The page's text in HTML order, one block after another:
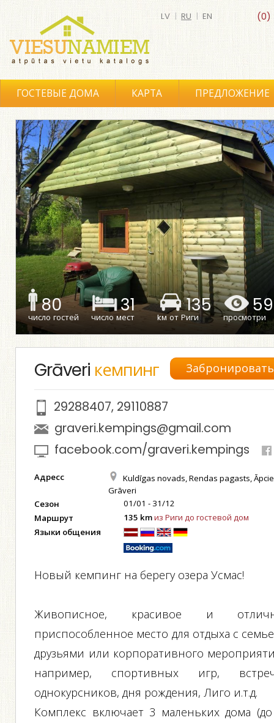
(0)
LV | RU | EN
ГОСТЕВЫЕ ДОМА КАРТА ПРЕДЛОЖЕНИЕ
80
число гостей
31
число мест
135
kм от Риги просмотри
Grāveri кемпинг Забронировать
29288407, 29110887
graveri.kempings@gmail.com
facebook.com/graveri.kempings
Адресс
Kuldīgas novads, Rendas pagasts,
Grāveri
Сезон 01/01 - 31/12
Маршрут 135 kmиз Риги до гостевой дом
Языки общения
Новый кемпинг на берегу озера Усмас!
Живописное, красивое и
приспособленное место для отдыха с
друзьями или корпоративного
например, спортивных игр,
однокурсников, дня рождения, Лиго и.т.д.
Комплекс включает 3 маленьких дома